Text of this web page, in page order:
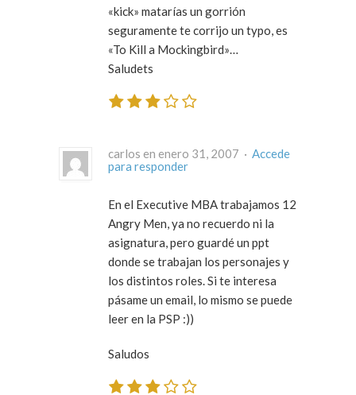
«kick» matarías un gorrión
seguramente te corrijo un typo, es
«To Kill a Mockingbird»…
Saludets
carlos en enero 31, 2007 · Accede
para responder
En el Executive MBA trabajamos 12
Angry Men, ya no recuerdo ni la
asignatura, pero guardé un ppt
donde se trabajan los personajes y
los distintos roles. Si te interesa
pásame un email, lo mismo se puede
leer en la PSP :))
Saludos